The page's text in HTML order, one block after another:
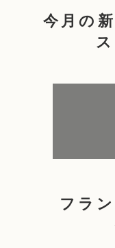
今月の
フラ